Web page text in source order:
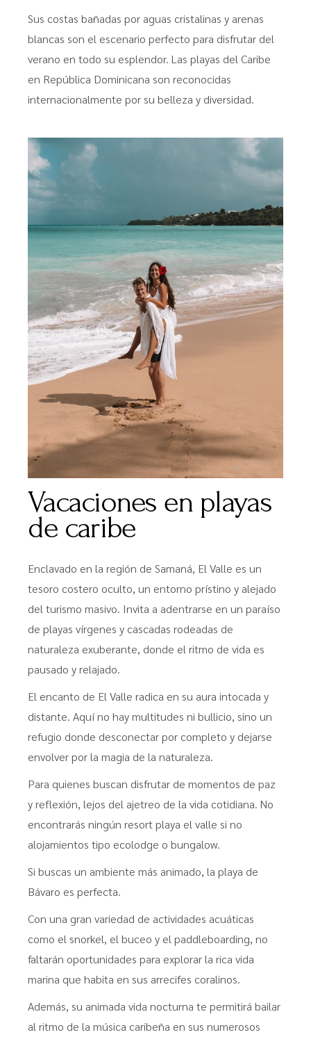
Sus costas bañadas por aguas cristalinas y arenas
blancas son el escenario perfecto para disfrutar del
verano en todo su esplendor. Las playas del Caribe
en República Dominicana son reconocidas
internacionalmente por su belleza y diversidad.
Vacaciones en playas
de caribe
Enclavado en la región de Samaná, El Valle es un
tesoro costero oculto, un entorno prístino y alejado
del turismo masivo. Invita a adentrarse en un paraíso
de playas vírgenes y cascadas rodeadas de
naturaleza exuberante, donde el ritmo de vida es
pausado y relajado.
El encanto de El Valle radica en su aura intocada y
distante. Aquí no hay multitudes ni bullicio, sino un
refugio donde desconectar por completo y dejarse
envolver por la magia de la naturaleza.
Para quienes buscan disfrutar de momentos de paz
y reflexión, lejos del ajetreo de la vida cotidiana. No
encontrarás ningún resort playa el valle si no
alojamientos tipo ecolodge o bungalow.
Si buscas un ambiente más animado, la playa de
Bávaro es perfecta.
Con una gran variedad de actividades acuáticas
como el snorkel, el buceo y el paddleboarding, no
faltarán oportunidades para explorar la rica vida
marina que habita en sus arrecifes coralinos.
Además, su animada vida nocturna te permitirá bailar
al ritmo de la música caribeña en sus numerosos